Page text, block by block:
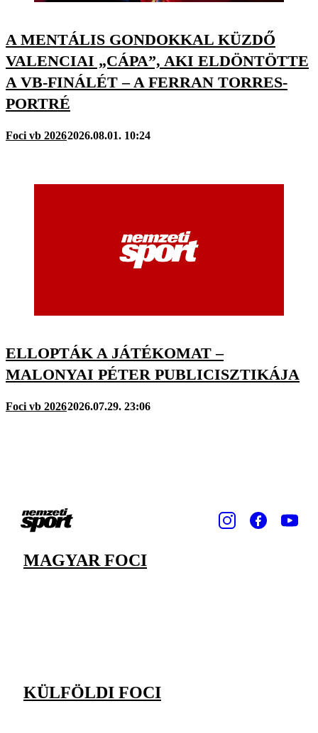
A MENTÁLIS GONDOKKAL KÜZDŐ
VALENCIAI „CÁPA”, AKI ELDÖNTÖTTE
A VB-FINÁLÉT – A FERRAN TORRES-
PORTRÉ
Foci vb 20262026.08.01. 10:24
ELLOPTÁK A JÁTÉKOMAT –
MALONYAI PÉTER PUBLICISZTIKÁJA
Foci vb 20262026.07.29. 23:06
MAGYAR FOCI
KÜLFÖLDI FOCI